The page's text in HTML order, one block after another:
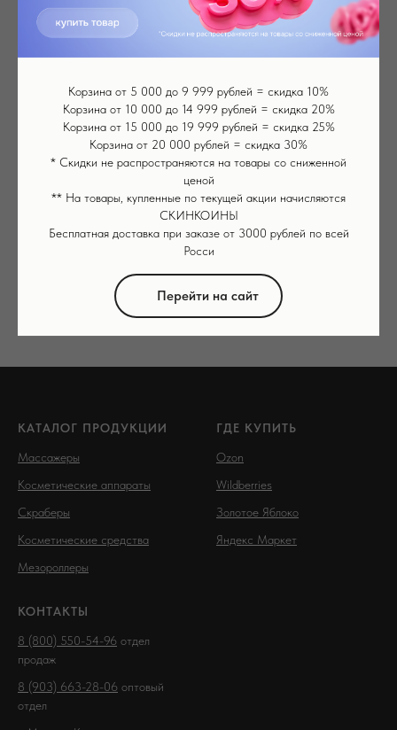
Картридж насадка к аппарату Bio
roller G5
Съемный барабан для мезороллера, длина игл 1.5
мм, 2 шт.
Подробнее о товаре
КАТАЛОГ ПРОДУКЦИИ
Массажеры
Косметические аппараты
Скраберы
Косметические средства
Мезороллеры
ГДЕ КУПИТЬ
Ozon
Wildberries
Золотое Яблоко
Яндекс Маркет
КОНТАКТЫ
8 (800) 550-54-96 отдел
продаж
8 (903) 663-28-06 оптовый
отдел
Корзина от 5 000 до 9 999 рублей = скидка 10%
Корзина от 10 000 до 14 999 рублей = скидка 20%
Корзина от 15 000 до 19 999 рублей = скидка 25%
Корзина от 20 000 рублей = скидка 30%
* Скидки не распространяются на товары со сниженной
ценой
** На товары, купленные по текущей акции начисляются
СКИНКОИНЫ
Бесплатная доставка при заказе от 3000 рублей по всей
Росси
Перейти на сайт